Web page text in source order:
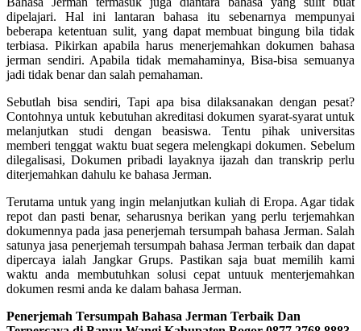
dipelajari. Hal ini lantaran bahasa itu sebenarnya mempunyai
beberapa ketentuan sulit, yang dapat membuat bingung bila tidak
terbiasa. Pikirkan apabila harus menerjemahkan dokumen bahasa
jerman sendiri. Apabila tidak memahaminya, Bisa-bisa semuanya
jadi tidak benar dan salah pemahaman.
Sebutlah bisa sendiri, Tapi apa bisa dilaksanakan dengan pesat?
Contohnya untuk kebutuhan akreditasi dokumen syarat-syarat untuk
melanjutkan studi dengan beasiswa. Tentu pihak universitas
memberi tenggat waktu buat segera melengkapi dokumen. Sebelum
dilegalisasi, Dokumen pribadi layaknya ijazah dan transkrip perlu
diterjemahkan dahulu ke bahasa Jerman.
Terutama untuk yang ingin melanjutkan kuliah di Eropa. Agar tidak
repot dan pasti benar, seharusnya berikan yang perlu terjemahkan
dokumennya pada jasa penerjemah tersumpah bahasa Jerman. Salah
satunya jasa penerjemah tersumpah bahasa Jerman terbaik dan dapat
dipercaya ialah Jangkar Grups. Pastikan saja buat memilih kami
waktu anda membutuhkan solusi cepat untuuk menterjemahkan
dokumen resmi anda ke dalam bahasa Jerman.
Penerjemah Tersumpah Bahasa Jerman Terbaik Dan